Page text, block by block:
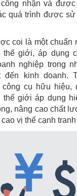
nhận và
quá trình được sử
coi là một chuẩn
thế giới, áp dụng
nghiệp trong
đến kinh doanh.
cụ hữu hiệu,
thế giới áp dụng
nâng cao chất
vị thế cạnh